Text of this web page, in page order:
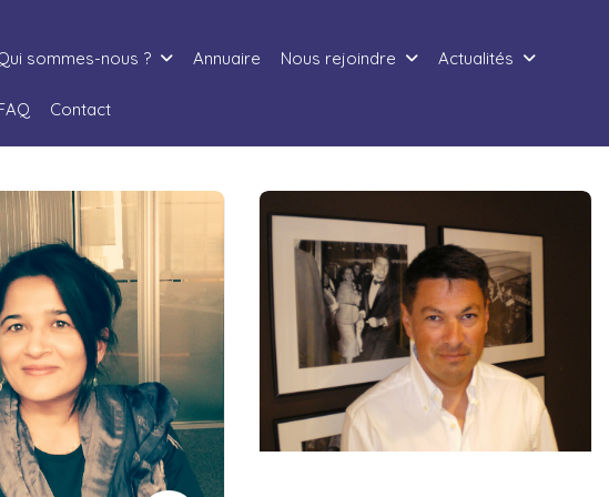
sommes-nous ? Annuaire Nous rejoindre Actualités
Contact